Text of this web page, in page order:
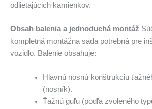
odlietajúcich kamienkov.
Obsah balenia a jednoduchá montáž
kompletná montážna sada potrebná pre
vozidlo. Balenie obsahuje:
Hlavnú nosnú konštrukciu
(nosník).
Ťažnú guľu (podľa zvoleného